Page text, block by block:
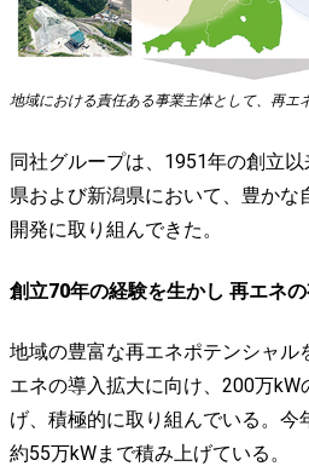
地域における責任ある事業主体として、再エ
同社グループは、1951年の創立
県および新潟県において、豊か
開発に取り組んできた。
創立70年の経験を生かし 再エネ
地域の豊富な再エネポテンシャル
エネの導入拡大に向け、200万kW
げ、積極的に取り組んでいる。今
約55万kWまで積み上げている。